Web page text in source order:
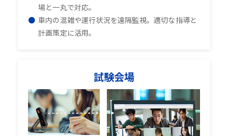
場と一丸で対応。
車内の混雑や運行状況を遠隔監視。適切な指導と
計画策定に活用。
試験会場